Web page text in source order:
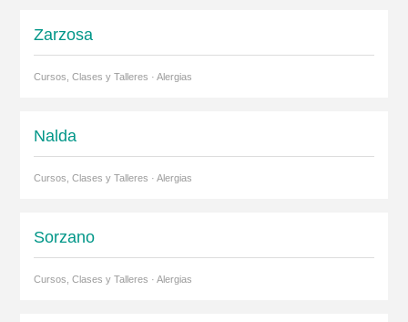
Zarzosa
Cursos, Clases y Talleres · Alergias
Nalda
Cursos, Clases y Talleres · Alergias
Sorzano
Cursos, Clases y Talleres · Alergias